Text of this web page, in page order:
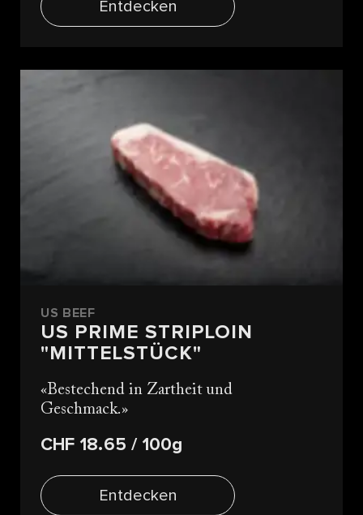
Entdecken
US BEEF
US PRIME STRIPLOIN
"MITTELSTÜCK"
Bestechend in Zartheit und
Geschmack.
CHF 18.65/ 100g
Entdecken